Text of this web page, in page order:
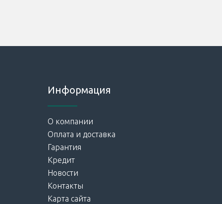
Информация
О компании
Оплата и доставка
Гарантия
Кредит
Новости
Контакты
Карта сайта